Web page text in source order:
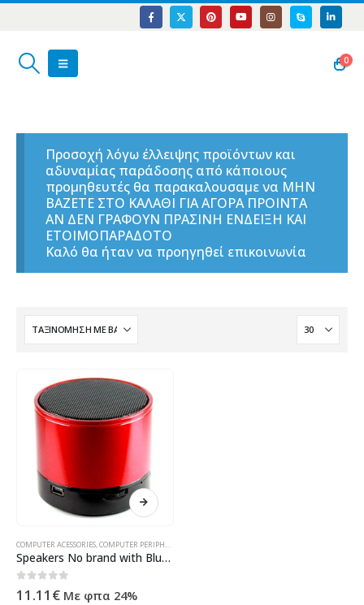
0
Προσοχή λόγω έλλειψης προϊόντων και
αδυναμίας παράδοσης από κάποιους
προμηθευτές θα παρακαλουσαμε να ΜΗΝ
ΒΑΖΕΤΕ ΣΤΟ ΚΑΛΑΘΙ ΓΙΑ ΑΓΟΡΑ ΠΡΟΙΝΤΑ
ΑΝ ΔΕΝ ΓΡΑΦΟΥΝ ΠΡΑΣΙΝΗ ΕΝΔΕΙΞΗ ΚΑΙ
ΕΤΟΙΜΟΠΑΡΑΔΟΤΟ
Καλό θα ήταν να προηγηθεί επικοινωνία
COMPUTER ACESSORIES COMPUTER PERIPHERALS
Speakers No brand with Bluetooth, FM radio, USB, SD – 22033
0 out of 5
11.11 € Με φπα 24%